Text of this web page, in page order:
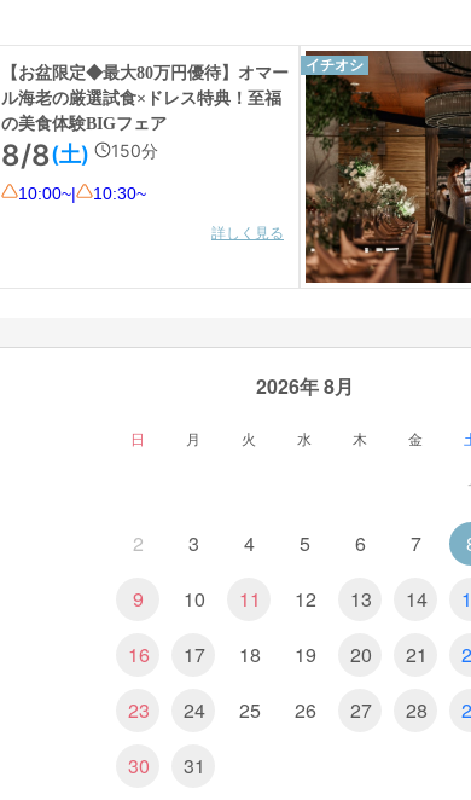
【お盆限定◆最大80万円優待】オマー
ル海老の厳選試食×ドレス特典！至福
の美食体験BIGフェア
8/8(土) 150分
10:00~| 10:30~
詳しく見る
イチオシ
2026年 8月
日 月 火 水 木 金
2
3 4 5 6 7
9
10 11 12 13 14
16
17 18 19 20 21
23
24 25 26 27 28
30
31